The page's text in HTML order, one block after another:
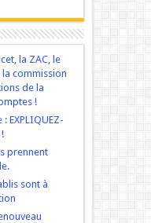
la ZAC, le
la commission
de la
!
EXPLIQUEZ-
prennent
sont à